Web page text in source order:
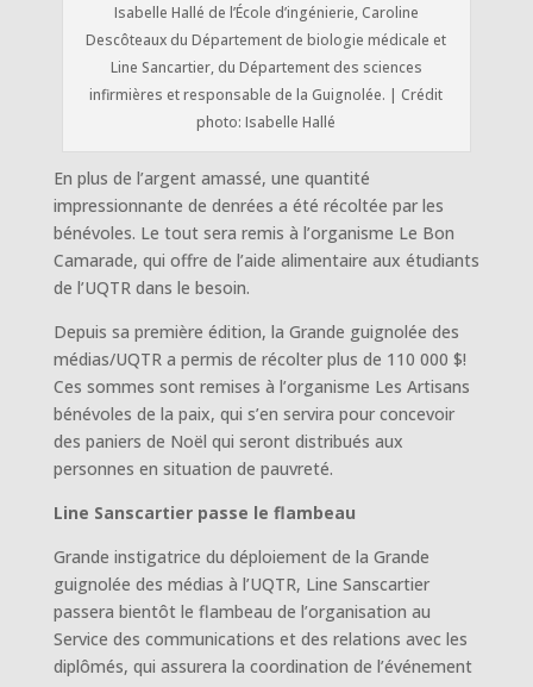
Isabelle Hallé de l’École d’ingénierie, Caroline
Descôteaux du Département de biologie médicale et
Line Sancartier, du Département des sciences
infirmières et responsable de la Guignolée. | Crédit
photo: Isabelle Hallé
En plus de l’argent amassé, une quantité
impressionnante de denrées a été récoltée par les
bénévoles. Le tout sera remis à l’organisme Le Bon
Camarade, qui offre de l’aide alimentaire aux étudiants
de l’UQTR dans le besoin.
Depuis sa première édition, la Grande guignolée des
médias/UQTR a permis de récolter plus de 110 000 $!
Ces sommes sont remises à l’organisme Les Artisans
bénévoles de la paix, qui s’en servira pour concevoir
des paniers de Noël qui seront distribués aux
personnes en situation de pauvreté.
Line Sanscartier passe le flambeau
Grande instigatrice du déploiement de la Grande
guignolée des médias à l’UQTR, Line Sanscartier
passera bientôt le flambeau de l’organisation au
Service des communications et des relations avec les
diplômés, qui assurera la coordination de l’événement